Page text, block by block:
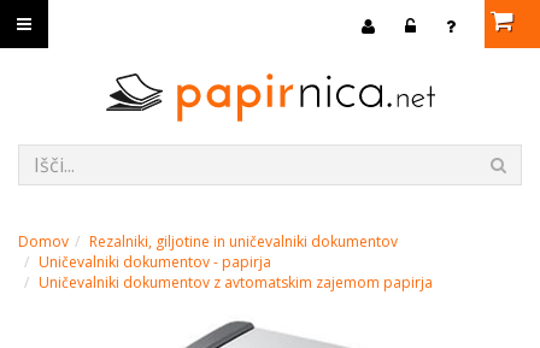
Domov
Rezalniki, giljotine in uničevalniki dokumentov
Uničevalniki dokumentov - papirja
Uničevalniki dokumentov z avtomatskim zajemom papirja